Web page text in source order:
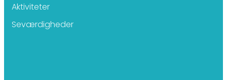
Aktiviteter
Seværdigheder